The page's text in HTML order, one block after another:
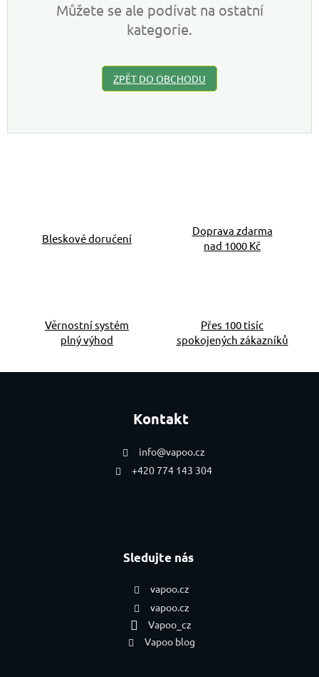
Můžete se ale podívat na ostatní
kategorie.
ZPĚT DO OBCHODU
Bleskové doručení
Doprava zdarma
nad 1000 Kč
Věrnostní systém
plný výhod
Přes 100 tisíc
spokojených zákazníků
Kontakt
info@vapoo.cz
+420 774 143 304
Sledujte nás
vapoo.cz
vapoo.cz
Vapoo_cz
Vapoo blog